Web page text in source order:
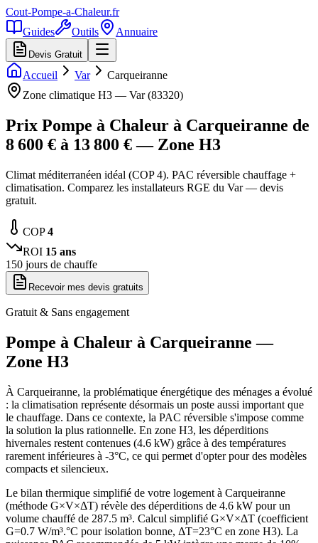
Cout-Pompe-a-Chaleur.fr
Guides
Outils Annuaire
Devis Gratuit
Accueil Var
Carqueiranne
Zone climatique H3 — Var(83320)
Prix Pompe à Chaleur à Carqueiranne de
8 600 € à 13 800 € — Zone H3
Climat méditerranéen idéal (COP 4). PAC réversible chauffage +
climatisation. Comparez les installateurs RGE du Var — devis
gratuit.
COP4
ROI 15 ans
150 jours de chauffe
Recevoir mes devis gratuits
Gratuit & Sans engagement
Pompe à Chaleur à Carqueiranne —
Zone H3
À Carqueiranne, la problématique énergétique des ménages a évolué
: la climatisation représente désormais un poste aussi important que
le chauffage. Dans ce contexte, la PAC réversible s'impose comme
la solution la plus rationnelle. En zone H3, les déperditions
hivernales restent contenues (4.6 kW) grâce à des températures
rarement inférieures à -3°C, ce qui permet d'opter pour des modèles
compacts et silencieux.
Le bilan thermique simplifié de votre logement à Carqueiranne
(méthode G×V×ΔT) révèle des déperditions de 4.6 kW pour un
volume chauffé de 287.5 m³. Calcul simplifié G×V×ΔT (coefficient
G=0.7 W/m³.°C pour isolation bonne, ΔT=23°C en zone H3). La